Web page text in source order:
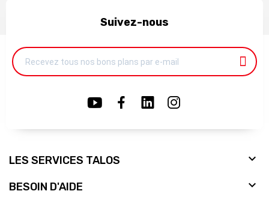
Suivez-nous
LES SERVICES TALOS 
BESOIN D'AIDE 